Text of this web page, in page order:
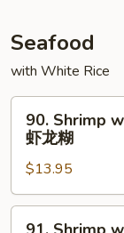
Seafood
with White Rice
Shrimp
with
Lobster
Sauce
虾
90. Shrimp
虾龙糊
$13.95